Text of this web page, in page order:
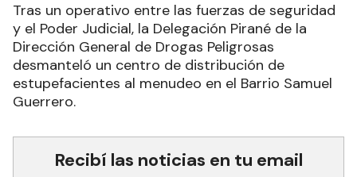
Tras un operativo entre las fuerzas de seguridad
y el Poder Judicial, la Delegación Pirané de la
Dirección General de Drogas Peligrosas
desmanteló un centro de distribución de
estupefacientes al menudeo en el Barrio Samuel
Guerrero.
Recibí las noticias en tu email